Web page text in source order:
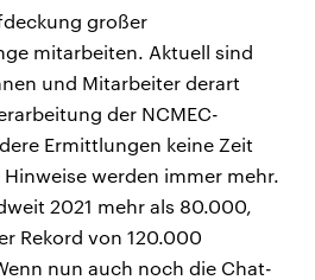
großer
mitarbeiten. Aktuell sind
und Mitarbeiter derart
der NCMEC-
Ermittlungen keine Zeit
werden immer mehr.
2021 mehr als 80.000,
Rekord von 120.000
nun auch noch die Chat-